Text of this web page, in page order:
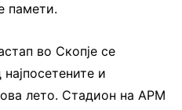
памети.
во Скопје се
и
ова лето. Стадион на АРМ